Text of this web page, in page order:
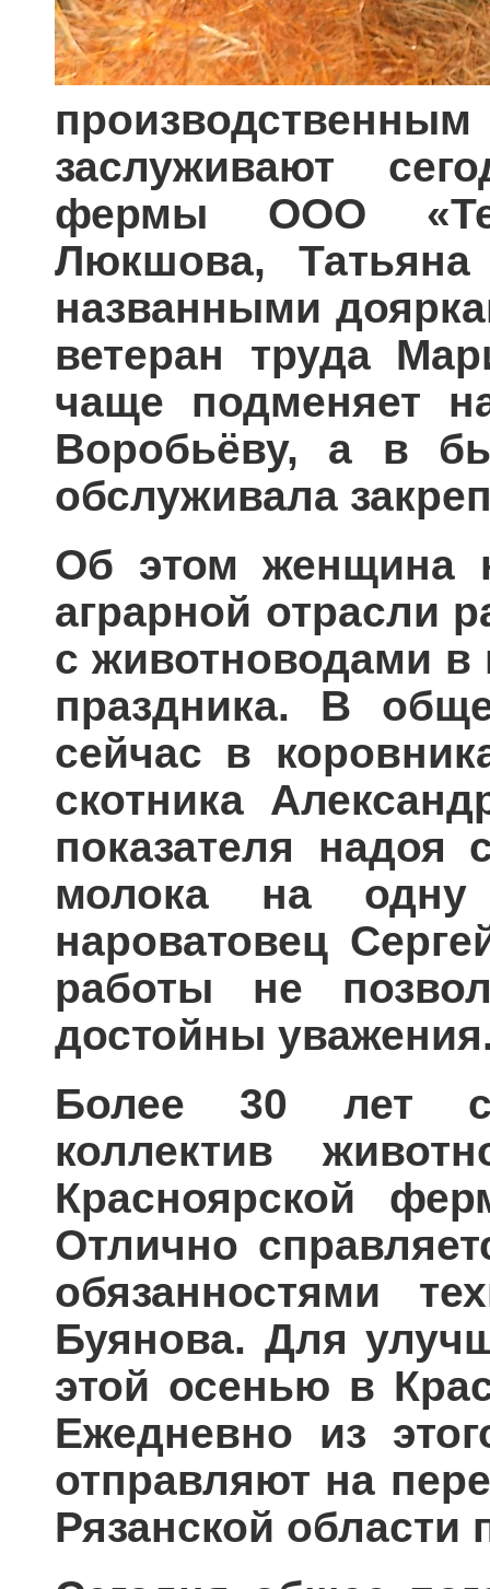
заслуживают
фермы ООО
Люкшова,
названными
ветеран труда
чаще подменяет
Воробьёву, а в
обслуживала
Об этом женщина
аграрной отрасли
с животноводами в
праздника. В
сейчас в
скотника
показателя надоя
молока на
нароватовец
работы не
достойны
Более 30 лет
коллектив
Красноярской
Отлично
обязанностями
Буянова. Для
этой осенью в
Ежедневно из
отправляют на
Рязанской